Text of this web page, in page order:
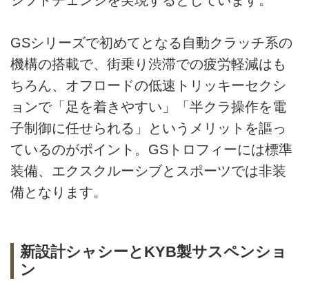
GSシリーズで初めてとなる自動クラッチ系の
機構の搭載で、街乗り渋滞での疲労軽減はも
ちろん、オフロードの低速トリッキーセクシ
ョンで「足を着きやすい」「半クラ操作を電
子制御に任せられる」というメリットを謳っ
ているのがポイント。GSトロフィーには標準
装備、エクスクルーシブとスポーツでは非装
備となります。
新設計シャシーとKYB製サスペンショ
ン